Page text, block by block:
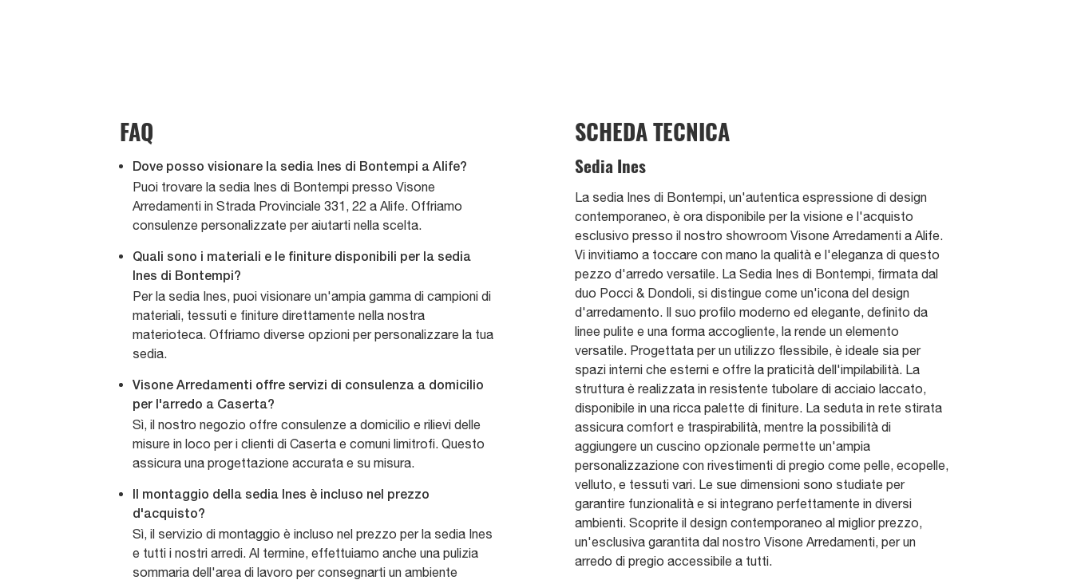
FAQ
Dove posso visionare la sedia Ines di Bontempi a Alife?
Puoi trovare la sedia Ines di Bontempi presso Visone
Arredamenti in Strada Provinciale 331, 22 a Alife. Offriamo
consulenze personalizzate per aiutarti nella scelta.
Quali sono i materiali e le finiture disponibili per la sedia
Ines di Bontempi?
Per la sedia Ines, puoi visionare un'ampia gamma di campioni di
materiali, tessuti e finiture direttamente nella nostra
materioteca. Offriamo diverse opzioni per personalizzare la tua
sedia.
Visone Arredamenti offre servizi di consulenza a domicilio
per l'arredo a Caserta?
Sì, il nostro negozio offre consulenze a domicilio e rilievi delle
misure in loco per i clienti di Caserta e comuni limitrofi. Questo
assicura una progettazione accurata e su misura.
Il montaggio della sedia Ines è incluso nel prezzo
d'acquisto?
Sì, il servizio di montaggio è incluso nel prezzo per la sedia Ines
e tutti i nostri arredi. Al termine, effettuiamo anche una pulizia
sommaria dell'area di lavoro per consegnarti un ambiente
SCHEDA TECNICA
Sedia Ines
La sedia Ines di Bontempi, un'autentica espressione di design
contemporaneo, è ora disponibile per la visione e l'acquisto
esclusivo presso il nostro showroom Visone Arredamenti a Alife.
Vi invitiamo a toccare con mano la qualità e l'eleganza di questo
pezzo d'arredo versatile. La Sedia Ines di Bontempi, firmata dal
duo Pocci & Dondoli, si distingue come un'icona del design
d'arredamento. Il suo profilo moderno ed elegante, definito da
linee pulite e una forma accogliente, la rende un elemento
versatile. Progettata per un utilizzo flessibile, è ideale sia per
spazi interni che esterni e offre la praticità dell'impilabilità. La
struttura è realizzata in resistente tubolare di acciaio laccato,
disponibile in una ricca palette di finiture. La seduta in rete stirata
assicura comfort e traspirabilità, mentre la possibilità di
aggiungere un cuscino opzionale permette un'ampia
personalizzazione con rivestimenti di pregio come pelle, ecopelle,
velluto, e tessuti vari. Le sue dimensioni sono studiate per
garantire funzionalità e si integrano perfettamente in diversi
ambienti. Scoprite il design contemporaneo al miglior prezzo,
un'esclusiva garantita dal nostro Visone Arredamenti, per un
arredo di pregio accessibile a tutti.